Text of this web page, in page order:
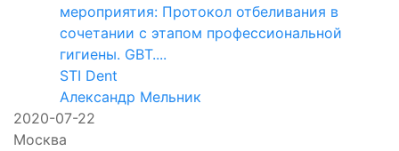
мероприятия: Протокол отбеливания в
сочетании с этапом профессиональной
гигиены. GBT....
STI Dent
Александр Мельник
2020-07-22
Москва